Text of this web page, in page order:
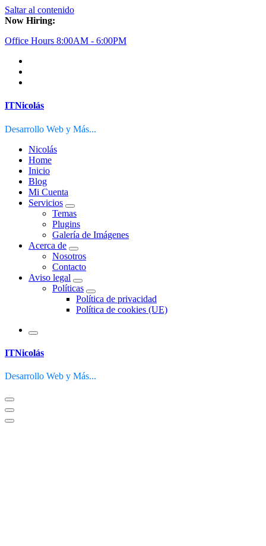
Saltar al contenido
Now Hiring:
Office Hours 8:00AM - 6:00PM
ITNicolás
Desarrollo Web y Más...
Nicolás
Home
Inicio
Blog
Mi Cuenta
Servicios
Temas
Plugins
Galería de Imágenes
Acerca de
Nosotros
Contacto
Aviso legal
Políticas
Política de privacidad
Política de cookies (UE)
ITNicolás
Desarrollo Web y Más...